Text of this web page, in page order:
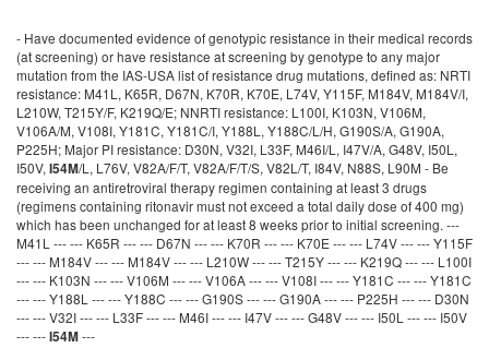
- Have documented evidence of genotypic resistance in their medical records
(at screening) or have resistance at screening by genotype to any major
mutation from the IAS-USA list of resistance drug mutations, defined as: NRTI
resistance: M41L, K65R, D67N, K70R, K70E, L74V, Y115F, M184V, M184V/I,
L210W, T215Y/F, K219Q/E; NNRTI resistance: L100I, K103N, V106M,
V106A/M, V108I, Y181C, Y181C/I, Y188L, Y188C/L/H, G190S/A, G190A,
P225H; Major PI resistance: D30N, V32I, L33F, M46I/L, I47V/A, G48V, I50L,
I50V,I54M/L, L76V, V82A/F/T, V82A/F/T/S, V82L/T, I84V, N88S, L90M - Be
receiving an antiretroviral therapy regimen containing at least 3 drugs
(regimens containing ritonavir must not exceed a total daily dose of 400 mg)
which has been unchanged for at least 8 weeks prior to initial screening. ---
M41L --- --- K65R --- --- D67N --- --- K70R --- --- K70E --- --- L74V --- --- Y115F
--- --- M184V --- --- M184V --- --- L210W --- --- T215Y --- --- K219Q --- --- L100I
--- --- K103N --- --- V106M --- --- V106A --- --- V108I --- --- Y181C --- --- Y181C
--- --- Y188L --- --- Y188C --- --- G190S --- --- G190A --- --- P225H --- --- D30N
--- --- V32I --- --- L33F --- --- M46I --- --- I47V --- --- G48V --- --- I50L --- --- I50V
--- ---I54M---